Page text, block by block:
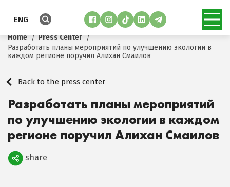
ENG
Home
Press Center
Разработать планы мероприятий по улучшению экологии в
каждом регионе поручил Алихан Смаилов
Back to the press center
Разработать планы мероприятий
по улучшению экологии в каждом
регионе поручил Алихан Смаилов
Поделиться
share